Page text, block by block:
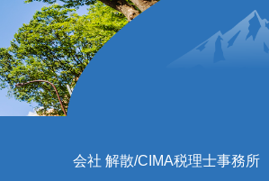
会社 解散/CIMA税理士事務所